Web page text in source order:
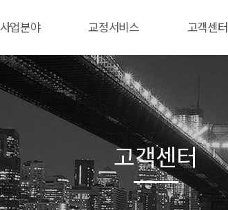
사업분야 교정서비스 고객센터
고객센터